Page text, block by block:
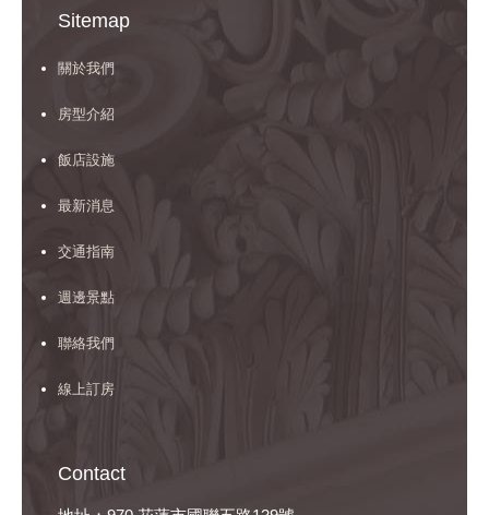
Sitemap
關於我們
房型介紹
飯店設施
最新消息
交通指南
週邊景點
聯絡我們
線上訂房
Contact